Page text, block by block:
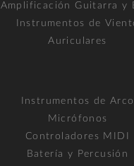
Amplificación Guitarra y
Instrumentos de
Auriculares
Instrumentos de Arco
Micrófonos
Controladores MIDI
Batería y Percusión